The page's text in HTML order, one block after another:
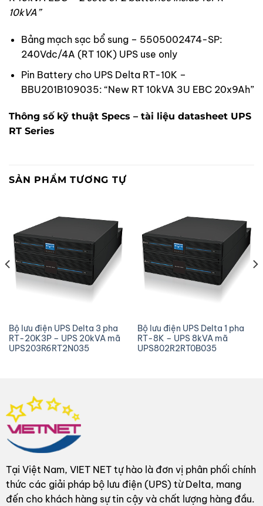
10kVA”
Bảng mạch sạc bổ sung – 5505002474-SP:
240Vdc/4A (RT 10K) UPS use only
Pin Battery cho UPS Delta RT-10K –
BBU201B109035: “New RT 10kVA 3U EBC 20x9Ah”
Thông số kỹ thuật Specs – tài liệu datasheet UPS
RT Series
SẢN PHẨM TƯƠNG TỰ
Bộ lưu điện UPS Delta 3 pha
RT-20K3P – UPS 20kVA mã
UPS203R6RT2N035
Bộ lưu điện UPS Delta 1 pha
RT-8K – UPS 8kVA mã
UPS802R2RT0B035
Tại Việt Nam, VIET NET tự hào là đơn vị phân phối chính
thức các giải pháp bộ lưu điện (UPS) từ Delta, mang
đến cho khách hàng sự tin cậy và chất lượng hàng đầu.